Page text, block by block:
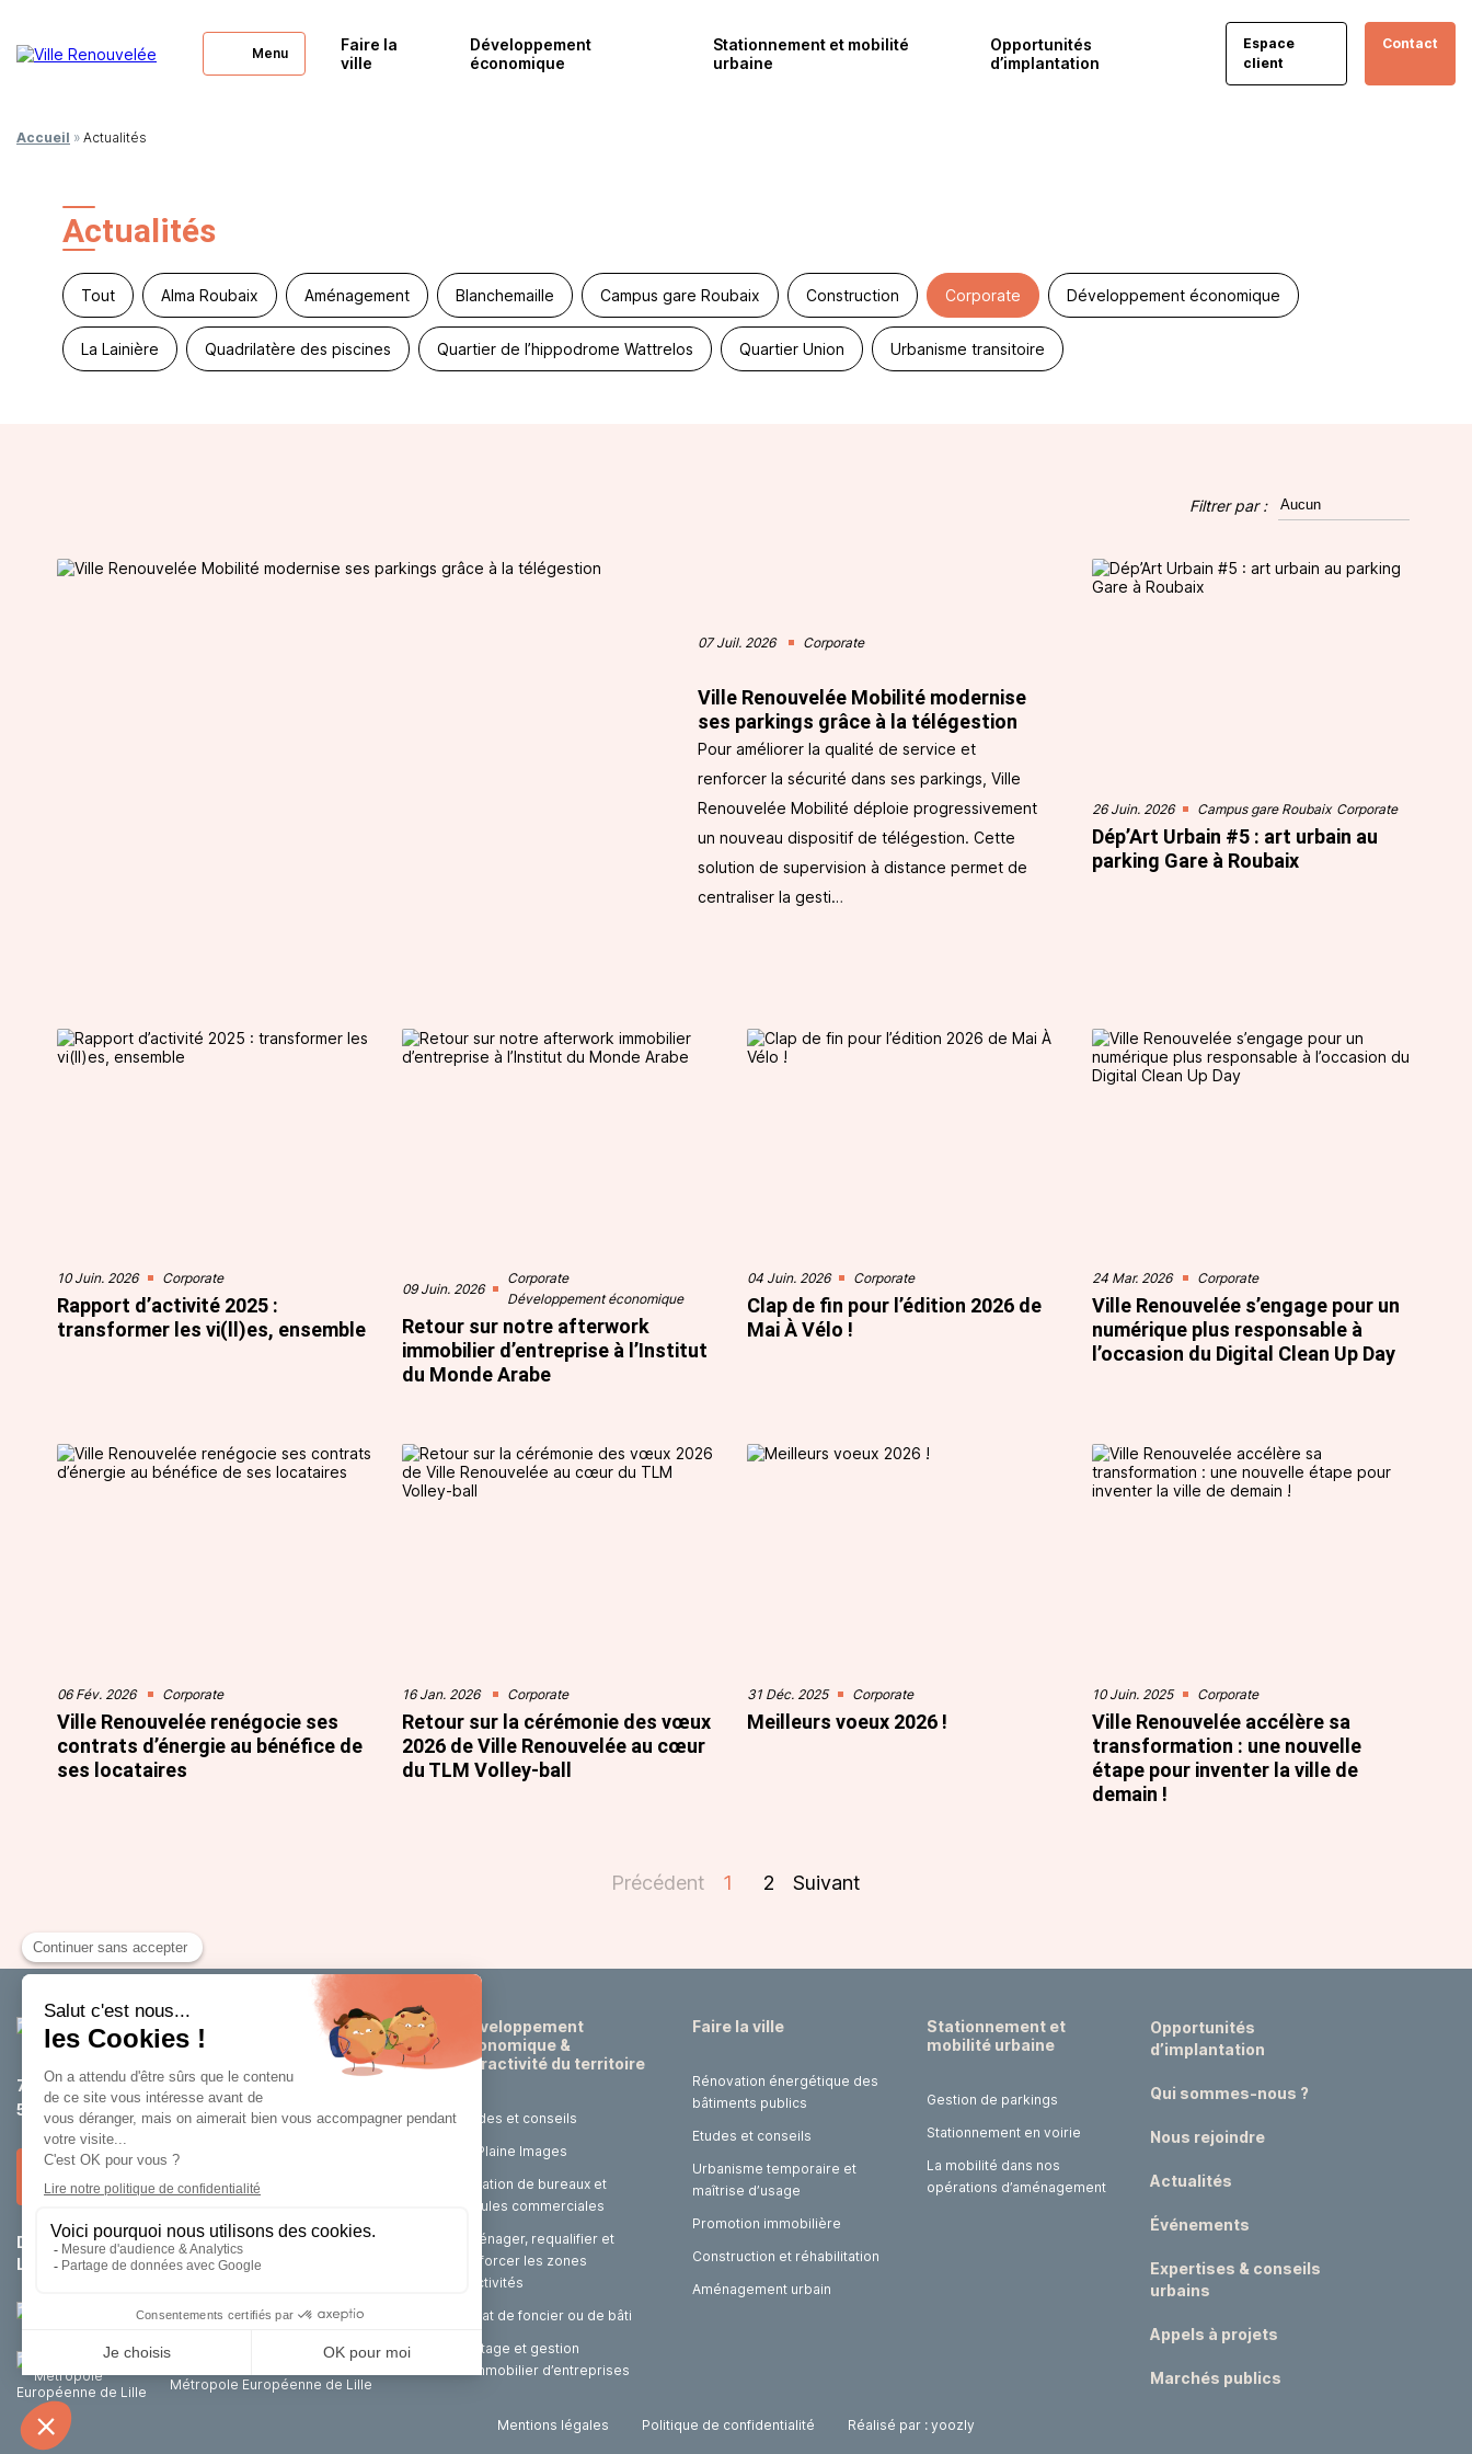
Menu
Faire la
ville
Développement
économique
Stationnement et mobilité
urbaine
Opportunités
d’implantation
Espace
client
Contact
Accueil » Actualités
Actualités
Tout Alma Roubaix Aménagement Blanchemaille Campus gare Roubaix Construction Corporate Développement économique
La Lainière Quadrilatère des piscines Quartier de l’hippodrome Wattrelos Quartier Union Urbanisme transitoire
Filtrer par :
07 Juil. 2026 Corporate
Ville Renouvelée Mobilité modernise
ses parkings grâce à la télégestion
Pour améliorer la qualité de service et
renforcer la sécurité dans ses parkings, Ville
Renouvelée Mobilité déploie progressivement
un nouveau dispositif de télégestion. Cette
solution de supervision à distance permet de
centraliser la gesti…
26 Juin. 2026 Campus gare Roubaix Corporate
Dép’Art Urbain #5 : art urbain au
parking Gare à Roubaix
10 Juin. 2026 Corporate
Rapport d’activité 2025 :
transformer les vi(ll)es, ensemble
09 Juin. 2026
Corporate
Développement économique
Retour sur notre afterwork
immobilier d’entreprise à l’Institut
du Monde Arabe
04 Juin. 2026 Corporate
Clap de fin pour l’édition 2026 de
Mai À Vélo !
24 Mar. 2026 Corporate
Ville Renouvelée s’engage pour un
numérique plus responsable à
l’occasion du Digital Clean Up Day
06 Fév. 2026 Corporate
Ville Renouvelée renégocie ses
contrats d’énergie au bénéfice de
ses locataires
16 Jan. 2026 Corporate
Retour sur la cérémonie des vœux
2026 de Ville Renouvelée au cœur
du TLM Volley-ball
31 Déc. 2025 Corporate
Meilleurs voeux 2026 !
10 Juin. 2025 Corporate
Ville Renouvelée accélère sa
transformation : une nouvelle
étape pour inventer la ville de
demain !
Précédent 1 2 Suivant
75 rue de Tournai
59200 Tourcoing
Du lundi au jeudi :8h30 – 12h / 14h – 18h
Le vendredi :8h30 – 12h / 14h – 17h
Métropole Européenne de Lille
Développement
économique &
attractivité du territoire
Etudes et conseils
La Plaine Images
Location de bureaux et
cellules commerciales
Aménager, requalifier et
renforcer les zones
d’activités
Achat de foncier ou de bâti
Portage et gestion
d’immobilier d’entreprises
Faire la ville
Rénovation énergétique des
bâtiments publics
Etudes et conseils
Urbanisme temporaire et
maîtrise d’usage
Promotion immobilière
Construction et réhabilitation
Aménagement urbain
Stationnement et
mobilité urbaine
Gestion de parkings
Stationnement en voirie
La mobilité dans nos
opérations d’aménagement
Opportunités
d’implantation
Qui sommes-nous ?
Nous rejoindre
Actualités
Événements
Expertises & conseils
urbains
Appels à projets
Marchés publics
Mentions légales Politique de confidentialité Réalisé par : yoozly